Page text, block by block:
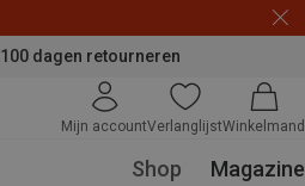
100 dagen retourneren
Mijn accountVerlanglijstWinkelmand
Shop Magazine